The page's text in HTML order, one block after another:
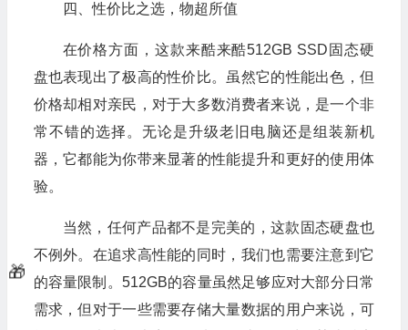
四、性价比之选，物超所值
在价格方面，这款来酷来酷512GB SSD固态硬
盘也表现出了极高的性价比。虽然它的性能出色，但
价格却相对亲民，对于大多数消费者来说，是一个非
常不错的选择。无论是升级老旧电脑还是组装新机
器，它都能为你带来显著的性能提升和更好的使用体
验。
当然，任何产品都不是完美的，这款固态硬盘也
不例外。在追求高性能的同时，我们也需要注意到它
的容量限制。512GB的容量虽然足够应对大部分日常
需求，但对于一些需要存储大量数据的用户来说，可
🎁
🎁
🎁